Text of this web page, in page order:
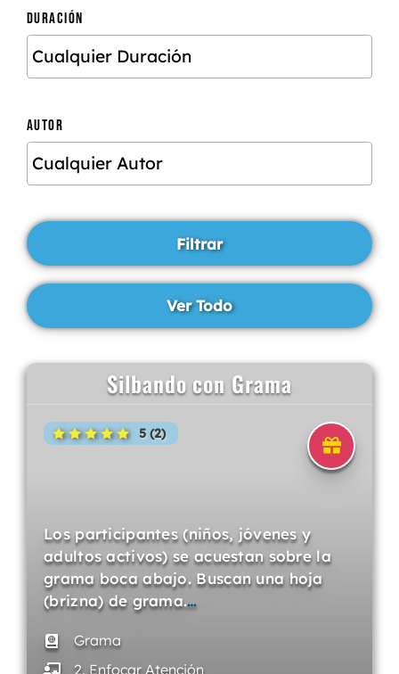
DURACIÓN
AUTOR
Silbando con Grama
5 (2)
Los participantes (niños, jóvenes y
adultos activos) se acuestan sobre la
grama boca abajo. Buscan una hoja
(brizna) de grama.…
Grama
2. Enfocar Atención